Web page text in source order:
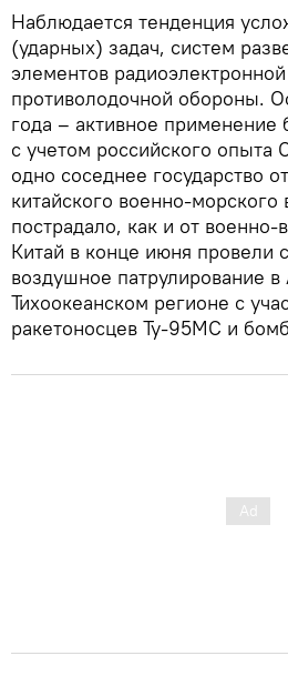
Наблюдается тенденция
(ударных) задач, систем
элементов
противолодочной обороны.
года – активное применение
с учетом российского
одно соседнее государство
китайского военно-морского
пострадало, как и от
Китай в конце июня провели
воздушное патрулирование в
Тихоокеанском регионе с
ракетоносцев Ту-95МС и